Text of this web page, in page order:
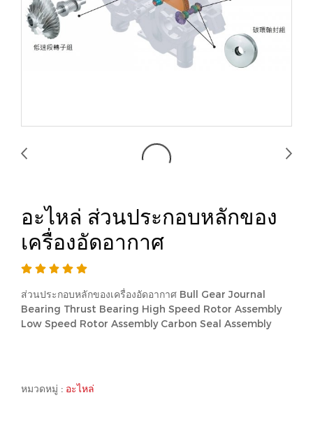
อะไหล่ ส่วนประกอบหลักของ
เครื่องอัดอากาศ
ส่วนประกอบหลักของเครื่องอัดอากาศ Bull Gear Journal
Bearing Thrust Bearing High Speed Rotor Assembly
Low Speed Rotor Assembly Carbon Seal Assembly
หมวดหมู่ : อะไหล่